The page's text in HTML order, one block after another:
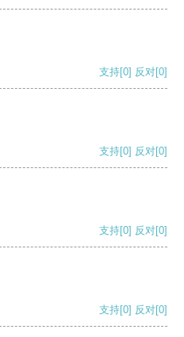
支持[0] 反对[0]
支持[0] 反对[0]
支持[0] 反对[0]
支持[0] 反对[0]